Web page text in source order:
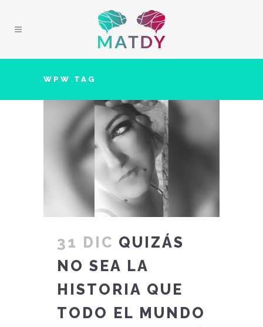
WPW TAG
31 DIC QUIZÁS
NO SEA LA
HISTORIA QUE
TODO EL MUNDO